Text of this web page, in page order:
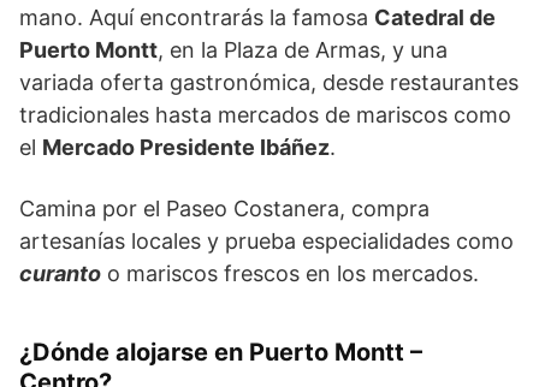
mano. Aquí encontrarás la famosa Catedral de
Puerto Montt, en la Plaza de Armas, y una
variada oferta gastronómica, desde restaurantes
tradicionales hasta mercados de mariscos como
el Mercado Presidente Ibáñez.
Camina por el Paseo Costanera, compra
artesanías locales y prueba especialidades como
curanto o mariscos frescos en los mercados.
¿Dónde alojarse en Puerto Montt –